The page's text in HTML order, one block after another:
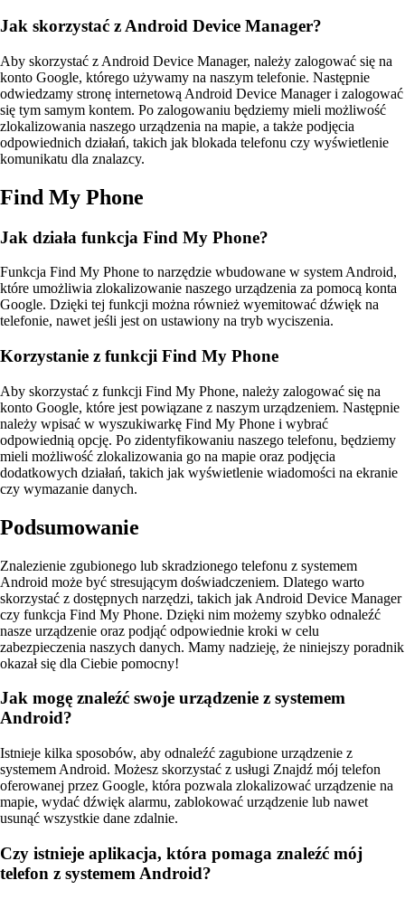
Jak skorzystać z Android Device Manager?
Aby skorzystać z Android Device Manager, należy zalogować się na
konto Google, którego używamy na naszym telefonie. Następnie
odwiedzamy stronę internetową Android Device Manager i zalogować
się tym samym kontem. Po zalogowaniu będziemy mieli możliwość
zlokalizowania naszego urządzenia na mapie, a także podjęcia
odpowiednich działań, takich jak blokada telefonu czy wyświetlenie
komunikatu dla znalazcy.
Find My Phone
Jak działa funkcja Find My Phone?
Funkcja Find My Phone to narzędzie wbudowane w system Android,
które umożliwia zlokalizowanie naszego urządzenia za pomocą konta
Google. Dzięki tej funkcji można również wyemitować dźwięk na
telefonie, nawet jeśli jest on ustawiony na tryb wyciszenia.
Korzystanie z funkcji Find My Phone
Aby skorzystać z funkcji Find My Phone, należy zalogować się na
konto Google, które jest powiązane z naszym urządzeniem. Następnie
należy wpisać w wyszukiwarkę Find My Phone i wybrać
odpowiednią opcję. Po zidentyfikowaniu naszego telefonu, będziemy
mieli możliwość zlokalizowania go na mapie oraz podjęcia
dodatkowych działań, takich jak wyświetlenie wiadomości na ekranie
czy wymazanie danych.
Podsumowanie
Znalezienie zgubionego lub skradzionego telefonu z systemem
Android może być stresującym doświadczeniem. Dlatego warto
skorzystać z dostępnych narzędzi, takich jak Android Device Manager
czy funkcja Find My Phone. Dzięki nim możemy szybko odnaleźć
nasze urządzenie oraz podjąć odpowiednie kroki w celu
zabezpieczenia naszych danych. Mamy nadzieję, że niniejszy poradnik
okazał się dla Ciebie pomocny!
Jak mogę znaleźć swoje urządzenie z systemem
Android?
Istnieje kilka sposobów, aby odnaleźć zagubione urządzenie z
systemem Android. Możesz skorzystać z usługi Znajdź mój telefon
oferowanej przez Google, która pozwala zlokalizować urządzenie na
mapie, wydać dźwięk alarmu, zablokować urządzenie lub nawet
usunąć wszystkie dane zdalnie.
Czy istnieje aplikacja, która pomaga znaleźć mój
telefon z systemem Android?